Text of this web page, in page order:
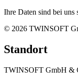
Ihre Daten sind bei uns
© 2026 TWINSOFT
Standort
TWINSOFT GmbH &